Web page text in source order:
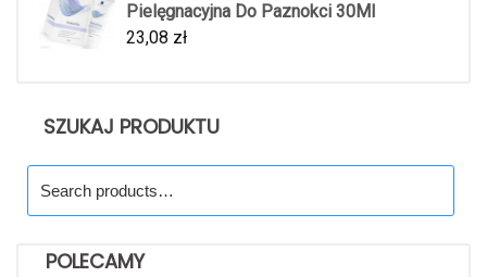
Pielęgnacyjna Do Paznokci 30Ml
23,08 zł
SZUKAJ PRODUKTU
for:
POLECAMY